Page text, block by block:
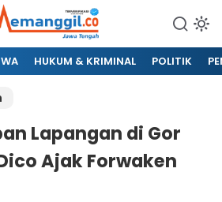
HUKUM & KRIMINAL POLITIK
Lapangan di Gor
Ajak Forwaken